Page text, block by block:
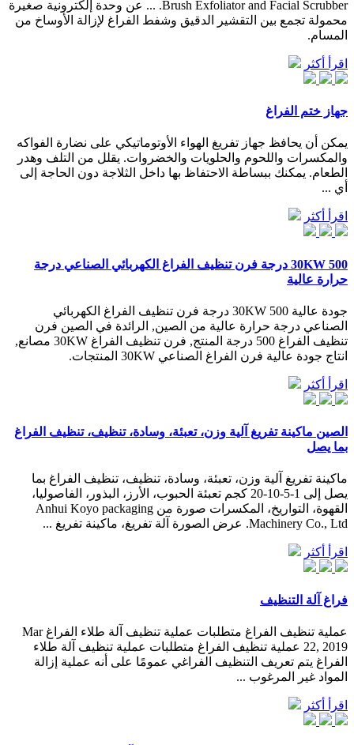
Brush Exfoliator and Facial Scrubber. ... عن وحدة إلكترونية صغيرة
محمولة تجمع بين التقشير الدقيق وشفط الفراغ لإزالة الأوساخ من
المسام.
اقرأ أكثر
جهاز ختم الفراغ
يمكن أن يحافظ جهاز تفريغ الهواء الأوتوماتيكي على نضارة الفواكه
والمكسرات واللحوم والحلويات والخضروات. يقلل من التلف وهدر
الطعام. يمكنك ببساطة الاحتفاظ بها داخل الثلاجة دون الحاجة إلى
أي ...
اقرأ أكثر
30KW 500 درجة فرن تنظيف الفراغ الكهربائي الصناعي درجة
حرارة عالية
جودة عالية 30KW 500 درجة فرن تنظيف الفراغ الكهربائي
الصناعي درجة حرارة عالية من الصين, الرائدة في الصين فرن
تنظيف الفراغ 500 درجة المنتج, فرن تنظيف الفراغ 30KW مصانع,
انتاج جودة عالية فرن الفراغ الصناعي 30KW المنتجات.
اقرأ أكثر
الصين ماكينة تفريغ آلية وزن، تعبئة، وسادة، تنظيف، تنظيف الفراغ
بما يصل
ماكينة تفريغ آلية وزن، تعبئة، وسادة، تنظيف، تنظيف الفراغ بما
يصل إلى 1-5-10-20 كجم تعبئة الحبوب، الأرز، البذور، الفاصوليا،
القهوة، التواريخ، المكسرات صورة من Anhui Koyo packaging
Machinery Co., Ltd. عرض الصورة آلة تفريغ، ماكينة تفريغ ...
اقرأ أكثر
فراغ آلة التنظيف
عملية تنظيف الفراغ متطلبات عملية تنظيف آلة طلاء الفراغ Mar
22, 2019 عملية تنظيف الفراغ متطلبات عملية تنظيف آلة طلاء
الفراغ يتم تعريف التنظيف الفراغي عمومًا على أنه عملية إزالة
المواد غير المرغوب ...
اقرأ أكثر